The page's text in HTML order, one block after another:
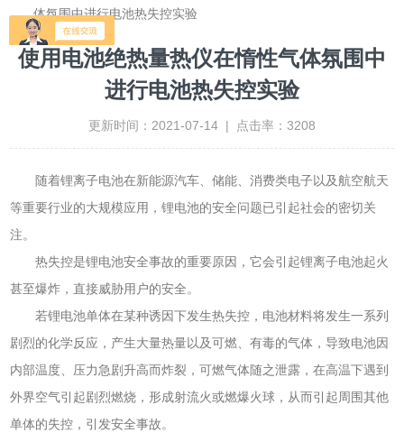
体氛围中进行电池热失控实验
使用电池绝热量热仪在惰性气体氛围中
进行电池热失控实验
更新时间：2021-07-14 | 点击率：3208
随着锂离子电池在新能源汽车、储能、消费类电子以及航空航天
等重要行业的大规模应用，锂电池的安全问题已引起社会的密切关
注。
热失控是锂电池安全事故的重要原因，它会引起锂离子电池起火
甚至爆炸，直接威胁用户的安全。
若锂电池单体在某种诱因下发生热失控，电池材料将发生一系列
剧烈的化学反应，产生大量热量以及可燃、有毒的气体，导致电池因
内部温度、压力急剧升高而炸裂，可燃气体随之泄露，在高温下遇到
外界空气引起剧烈燃烧，形成射流火或燃爆火球，从而引起周围其他
单体的失控，引发安全事故。